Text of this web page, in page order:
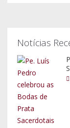
Notícias